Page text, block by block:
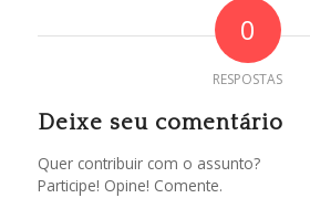
0
RESPOSTAS
Deixe seu comentário
Quer contribuir com o assunto?
Participe! Opine! Comente.